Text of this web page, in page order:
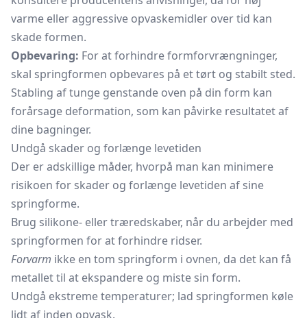
varme eller aggressive opvaskemidler over tid kan
skade formen.
Opbevaring: For at forhindre formforvrængninger,
skal springformen opbevares på et tørt og stabilt sted.
Stabling af tunge genstande oven på din form kan
forårsage deformation, som kan påvirke resultatet af
dine bagninger.
Undgå skader og forlænge levetiden
Der er adskillige måder, hvorpå man kan minimere
risikoen for skader og forlænge levetiden af sine
springforme.
Brug silikone- eller træredskaber, når du arbejder med
springformen for at forhindre ridser.
Forvarm ikke en tom springform i ovnen, da det kan få
metallet til at ekspandere og miste sin form.
Undgå ekstreme temperaturer; lad springformen køle
lidt af inden opvask.